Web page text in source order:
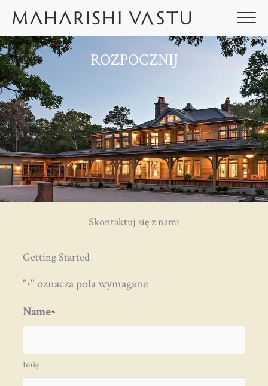
treści
ROZPOCZNIJ
Skontaktuj się z nami
Getting Started
"*" oznacza pola wymagane
Name*
Imię